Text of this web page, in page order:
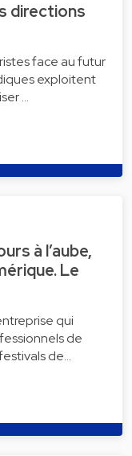
directions
face au futur
exploitent
…
à l’aube,
Le
qui
de
de…